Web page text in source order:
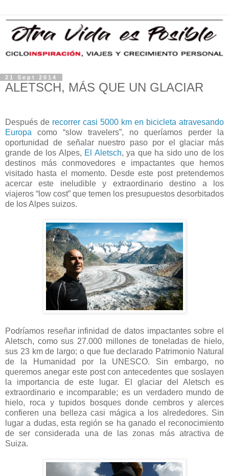
21 Sept 2014
ALETSCH, MÁS QUE UN GLACIAR
Después de recorrer casi 5000 km en bicicleta atravesando
Europa como “slow travelers”, no queríamos perder la
oportunidad de señalar nuestro paso por el glaciar más
grande de los Alpes, El Aletsch, ya que ha sido uno de los
destinos más conmovedores e impactantes que hemos
visitado hasta el momento. Desde este post pretendemos
acercar este ineludible y extraordinario destino a los
viajeros “low cost” que temen los presupuestos desorbitados
de los Alpes suizos.
Podríamos reseñar infinidad de datos impactantes sobre el
Aletsch, como sus 27.000 millones de toneladas de hielo,
sus 23 km de largo; o que fue declarado Patrimonio Natural
de la Humanidad por la UNESCO. Sin embargo, no
queremos anegar este post con antecedentes que soslayen
la importancia de este lugar. El glaciar del Aletsch es
extraordinario e incomparable; es un verdadero mundo de
hielo, roca y tupidos bosques donde cembros y alerces
confieren una belleza casi mágica a los alrededores. Sin
lugar a dudas, esta región se ha ganado el reconocimiento
de ser considerada una de las zonas más atractiva de
Suiza.